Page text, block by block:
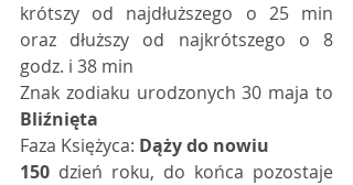
krótszy od najdłuższego o 25 min
oraz dłuższy od najkrótszego o 8
godz. i 38 min
Bliźnięta
Faza Księżyca: Dąży do nowiu
150